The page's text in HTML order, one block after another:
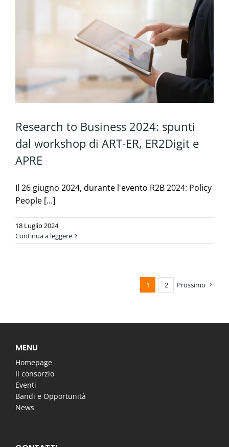
Research to Business 2024: spunti
dal workshop di ART-ER, ER2Digit e
APRE
Il 26 giugno 2024, durante l'evento R2B 2024: Policy
People [...]
18 Luglio 2024
Continua a leggere
1 2 Prossimo
MENU
Homepage
Il consorzio
Eventi
Bandi e Opportunità
News